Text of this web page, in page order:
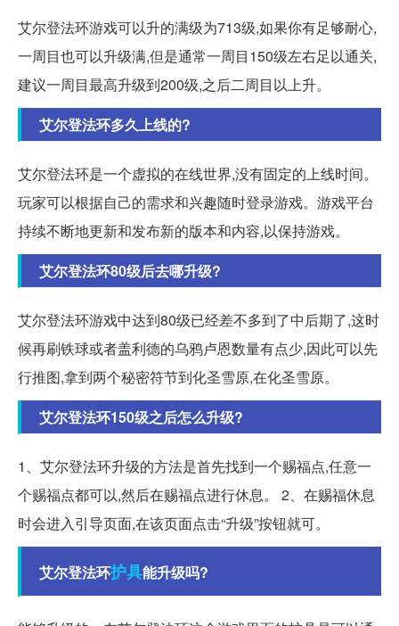
艾尔登法环游戏可以升的满级为713级,如果你有足够耐心,
一周目也可以升级满,但是通常一周目150级左右足以通关,
建议一周目最高升级到200级,之后二周目以上升。
艾尔登法环多久上线的?
艾尔登法环是一个虚拟的在线世界,没有固定的上线时间。
玩家可以根据自己的需求和兴趣随时登录游戏。游戏平台
持续不断地更新和发布新的版本和内容,以保持游戏。
艾尔登法环80级后去哪升级?
艾尔登法环游戏中达到80级已经差不多到了中后期了,这时
候再刷铁球或者盖利德的乌鸦卢恩数量有点少,因此可以先
行推图,拿到两个秘密符节到化圣雪原,在化圣雪原。
艾尔登法环150级之后怎么升级?
1、艾尔登法环升级的方法是首先找到一个赐福点,任意一
个赐福点都可以,然后在赐福点进行休息。 2、在赐福休息
时会进入引导页面,在该页面点击“升级”按钮就可。
艾尔登法环护具能升级吗?